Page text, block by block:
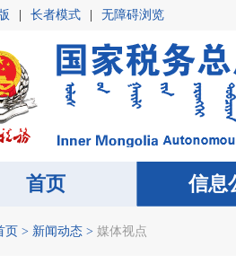
长者模式 无障碍浏览
首页 信息
首页 信息
页 > 新闻动态 > 媒体视点